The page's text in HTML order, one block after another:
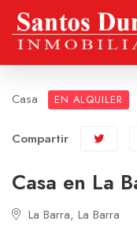
Casa EN ALQUILER
Compartir
Casa en La
La Barra, La Barra